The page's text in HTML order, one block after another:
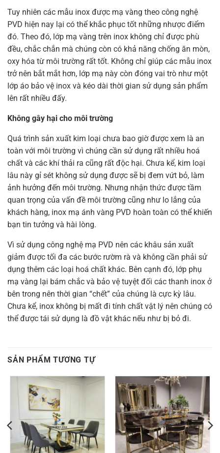
Tuy nhiên các mẫu inox được mạ vàng theo công nghệ
PVD hiện nay lại có thể khắc phục tốt những nhược điểm
đó. Theo đó, lớp mạ vàng trên inox không chỉ được phù
đều, chắc chắn mà chúng còn có khả năng chống ăn mòn,
oxy hóa từ môi trường rất tốt. Không chỉ giúp các mẫu inox
trở nên bắt mắt hơn, lớp mạ này còn đóng vai trò như một
lớp áo bảo vệ inox và kéo dài thời gian sử dụng sản phẩm
lên rất nhiều đấy.
Không gây hại cho môi trường
Quá trình sản xuất kim loại chưa bao giờ được xem là an
toàn với môi trường vì chúng cần sử dụng rất nhiều hoá
chất và các khí thải ra cũng rất độc hại. Chưa kể, kim loại
lâu này gỉ sét không sử dụng được sẽ bị đem vứt bỏ, làm
ảnh hưởng đến môi trường. Nhưng nhận thức được tầm
quan trọng của vấn đề môi trường cũng như lo lắng của
khách hàng, inox mạ ánh vàng PVD hoàn toàn có thể khiến
bạn tin tưởng và hài lòng.
Vì sử dụng công nghệ mạ PVD nên các khâu sản xuất
giảm được tối đa các bước rườm rà và không cần phải sử
dụng thêm các loại hoá chất khác. Bên cạnh đó, lớp phụ
mạ vàng lại bám chắc và bảo vệ tuyệt đối các thanh inox ở
bên trong nên thời gian “chết” của chúng là cực kỳ lâu.
Chưa kể, inox không bị mất đi tính chất vật lý nên chúng có
thể được tái sử dụng là đồ vật khác nếu như bị bỏ đi.
SẢN PHẨM TƯƠNG TỰ